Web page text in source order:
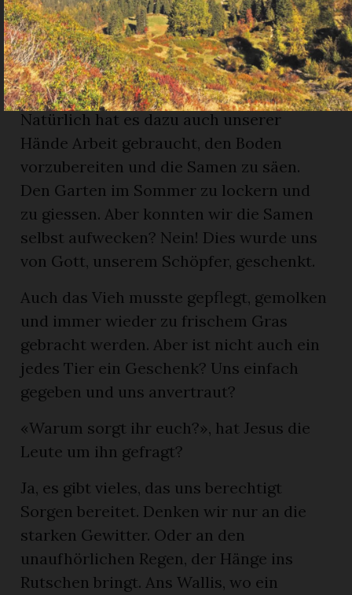
und wir dieses ernten können. Und
zuversichtlich dem Winter
entgegenblicken, weil es im Keller
Vorräte hat?
Natürlich hat es dazu auch unserer
Hände Arbeit gebraucht, den Boden
vorzubereiten und die Samen zu säen.
Den Garten im Sommer zu lockern und
zu giessen. Aber konnten wir die Samen
selbst aufwecken? Nein! Dies wurde uns
von Gott, unserem Schöpfer, geschenkt.
Auch das Vieh musste gepflegt, gemolken
und immer wieder zu frischem Gras
gebracht werden. Aber ist nicht auch ein
jedes Tier ein Geschenk? Uns einfach
gegeben und uns anvertraut?
«Warum sorgt ihr euch?», hat Jesus die
Leute um ihn gefragt?
Ja, es gibt vieles, das uns berechtigt
Sorgen bereitet. Denken wir nur an die
starken Gewitter. Oder an den
unaufhörlichen Regen, der Hänge ins
Rutschen bringt. Ans Wallis, wo ein